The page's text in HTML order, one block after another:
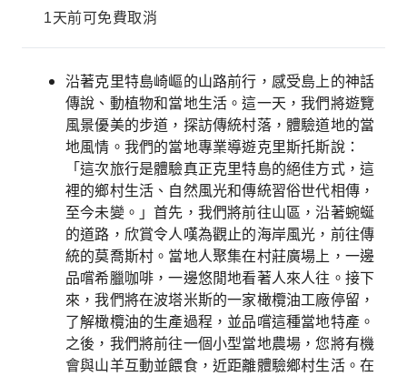
1天前可免費取消
沿著克里特島崎嶇的山路前行，感受島上的神話
傳說、動植物和當地生活。這一天，我們將遊覽
風景優美的步道，探訪傳統村落，體驗道地的當
地風情。我們的當地專業導遊克里斯托斯說：
「這次旅行是體驗真正克里特島的絕佳方式，這
裡的鄉村生活、自然風光和傳統習俗世代相傳，
至今未變。」首先，我們將前往山區，沿著蜿蜒
的道路，欣賞令人嘆為觀止的海岸風光，前往傳
統的莫喬斯村。當地人聚集在村莊廣場上，一邊
品嚐希臘咖啡，一邊悠閒地看著人來人往。接下
來，我們將在波塔米斯的一家橄欖油工廠停留，
了解橄欖油的生產過程，並品嚐這種當地特產。
之後，我們將前往一個小型當地農場，您將有機
會與山羊互動並餵食，近距離體驗鄉村生活。在